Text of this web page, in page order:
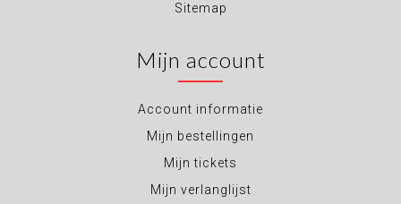
Sitemap
Mijn account
Account informatie
Mijn bestellingen
Mijn tickets
Mijn verlanglijst